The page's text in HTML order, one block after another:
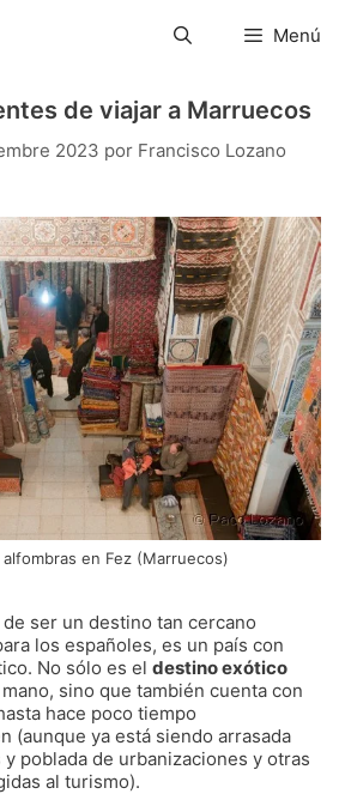
Menú
de viajar a Marruecos
2023 por Francisco Lozano
en Fez (Marruecos)
ser un destino tan cercano
los españoles, es un país con
No sólo es el destino exótico
sino que también cuenta con
hace poco tiempo
(aunque ya está siendo arrasada
poblada de urbanizaciones y otras
al turismo).